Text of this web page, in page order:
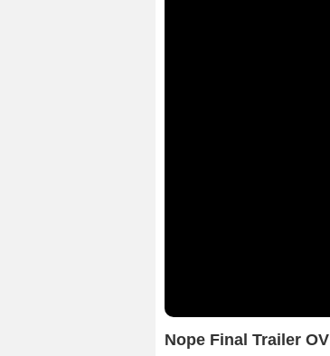
Nope Final Trailer OV